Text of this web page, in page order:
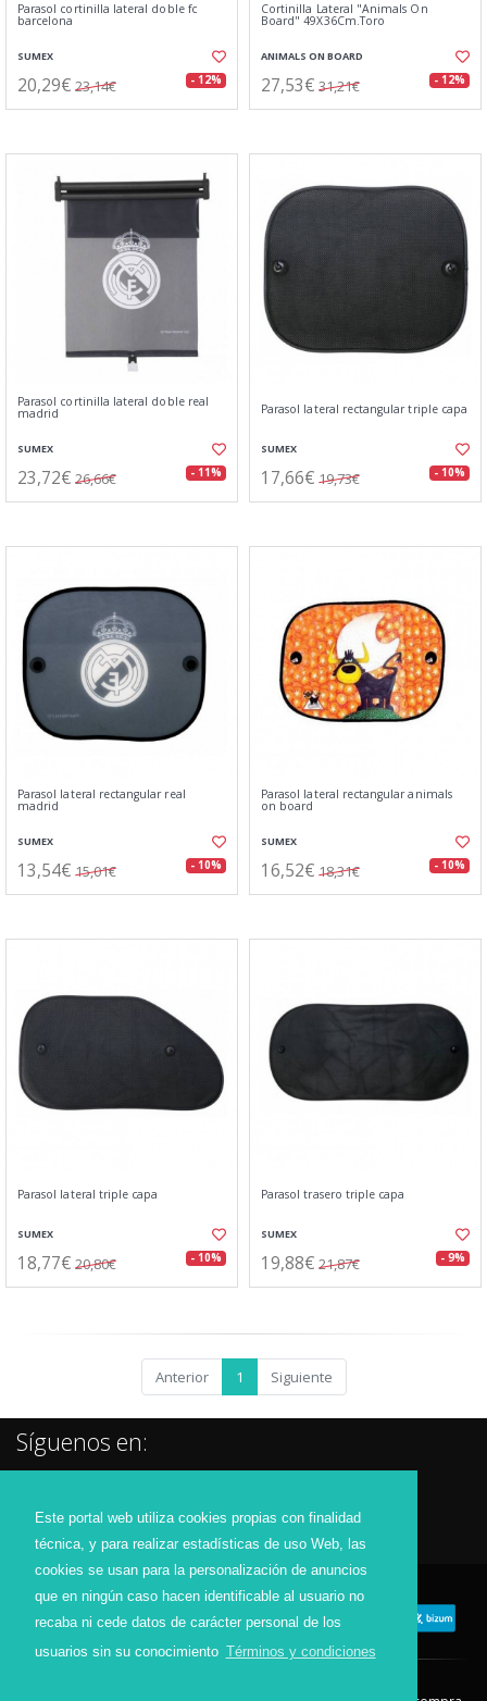
Este portal web utiliza cookies propias con finalidad
técnica, y para realizar estadísticas de uso Web, las
cookies se usan para la personalización de anuncios
que en ningún caso hacen identificable al usuario no
recaba ni cede datos de carácter personal de los
usuarios sin su conocimiento Términos y condiciones
Parasol cortinilla lateral doble fc
barcelona
SUMEX
20,29€ 23,14€ - 12%
Cortinilla Lateral "Animals On
Board" 49X36Cm.Toro
ANIMALS ON BOARD
27,53€ 31,21€ - 12%
Parasol cortinilla lateral doble real
madrid
SUMEX
23,72€ 26,66€ - 11%
Parasol lateral rectangular triple capa
SUMEX
17,66€ 19,73€ - 10%
Parasol lateral rectangular real
madrid
SUMEX
13,54€ 15,01€ - 10%
Parasol lateral rectangular animals
on board
SUMEX
16,52€ 18,31€ - 10%
Parasol lateral triple capa
SUMEX
18,77€ 20,80€ - 10%
Parasol trasero triple capa
SUMEX
19,88€ 21,87€ - 9%
Anterior 1 Siguiente
Síguenos en: